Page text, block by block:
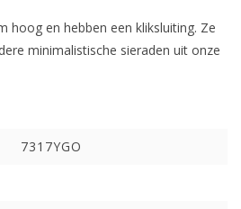
hoog en hebben een kliksluiting. Ze
minimalistische sieraden uit onze
7317YGO